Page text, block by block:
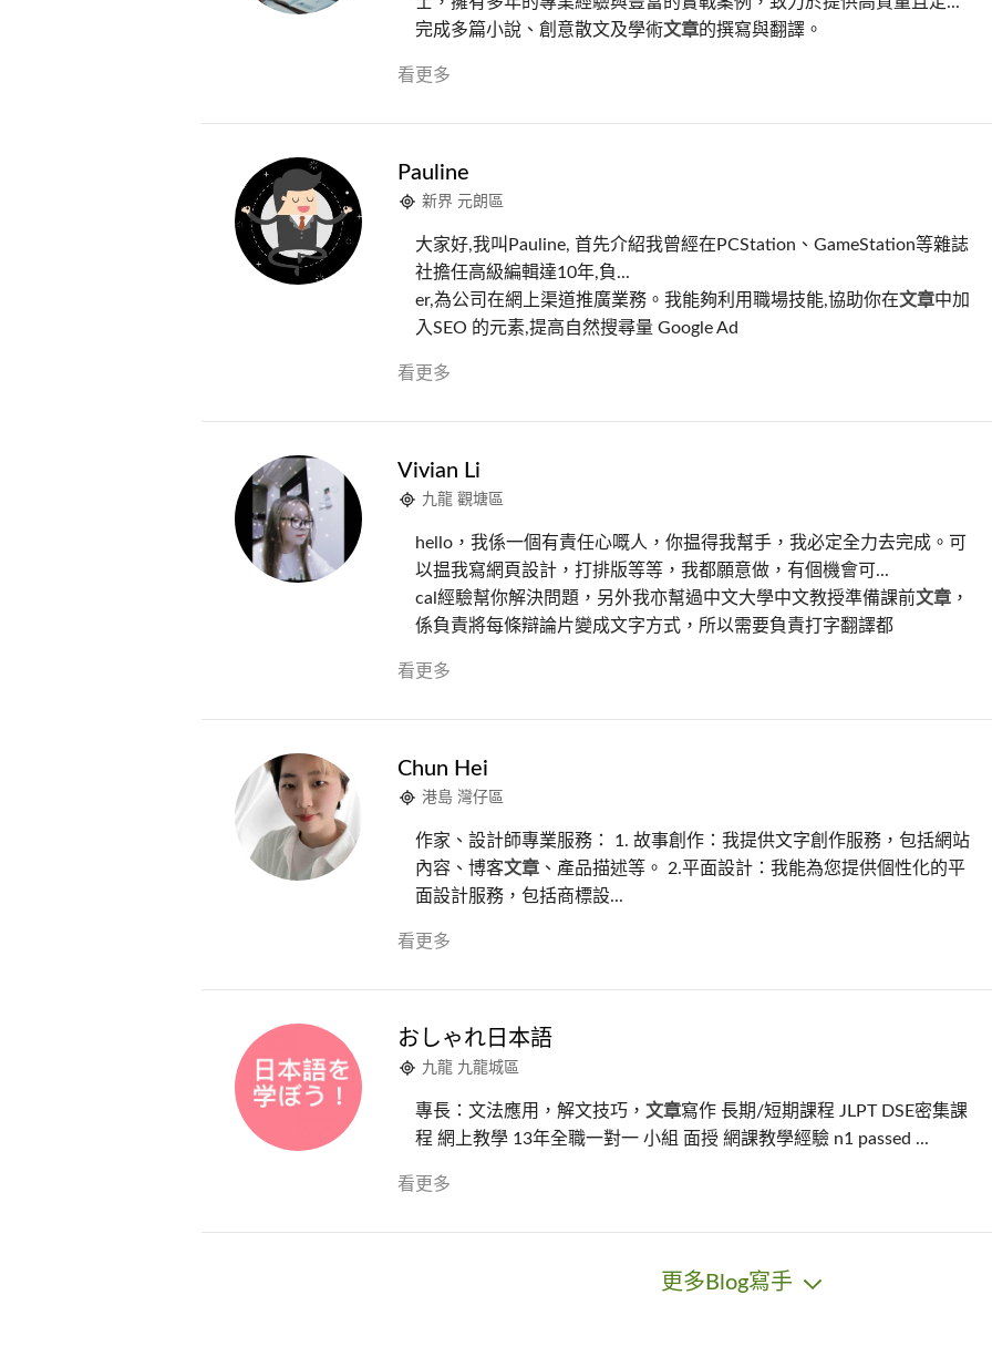
完成多篇小說、創意散文及學術文章的撰寫與翻譯。
看更多
Pauline
新界 元朗區
大家好,我叫Pauline, 首先介紹我曾經在PCStation、GameStation等雜誌
社擔任高級編輯達10年,負...
er,為公司在網上渠道推廣業務。我能夠利用職場技能,協助你在文章中加
入SEO 的元素,提高自然搜尋量 Google Ad
看更多
Vivian Li
九龍 觀塘區
hello，我係一個有責任心嘅人，你揾得我幫手，我必定全力去完成。可
以揾我寫網頁設計，打排版等等，我都願意做，有個機會可...
cal經驗幫你解決問題，另外我亦幫過中文大學中文教授準備課前文章，
係負責將每條辯論片變成文字方式，所以需要負責打字翻譯都
看更多
Chun Hei
港島 灣仔區
作家、設計師專業服務： 1. 故事創作：我提供文字創作服務，包括網站
內容、博客文章、產品描述等。 2.平面設計：我能為您提供個性化的平
面設計服務，包括商標設...
看更多
おしゃれ日本語
九龍 九龍城區
專長：文法應用，解文技巧， 文章寫作 長期/短期課程 JLPT DSE密集課
程 網上教學 13年全職一對一 小組 面授 網課教學經驗 n1 passed ...
看更多
更多Blog寫手